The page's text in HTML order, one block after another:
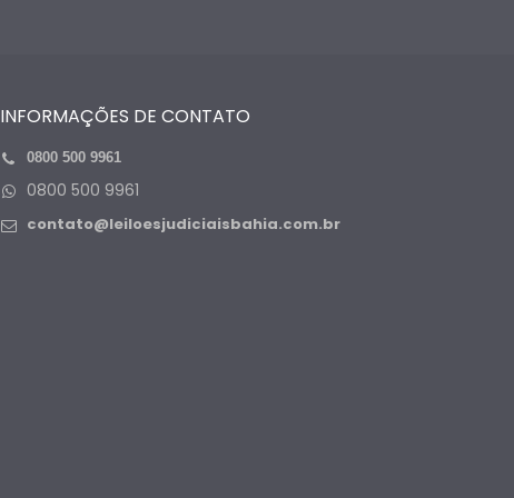
INFORMAÇÕES DE CONTATO
0800 500 9961
0800 500 9961
contato@leiloesjudiciaisbahia.com.br